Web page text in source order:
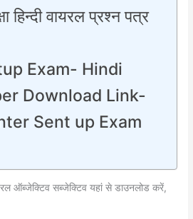
हिन्दी वायरल प्रश्न पत्र
Exam- Hindi
Download Link-
Sent up Exam
ऑब्जेक्टिव सब्जेक्टिव यहां से डाउनलोड करें,